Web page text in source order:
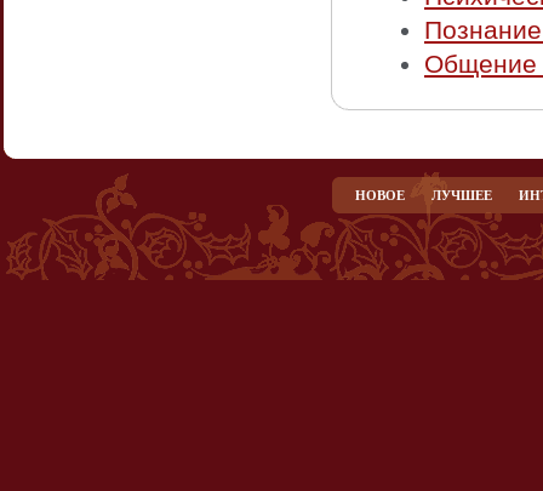
Общение
НОВОЕ ЛУЧШЕЕ